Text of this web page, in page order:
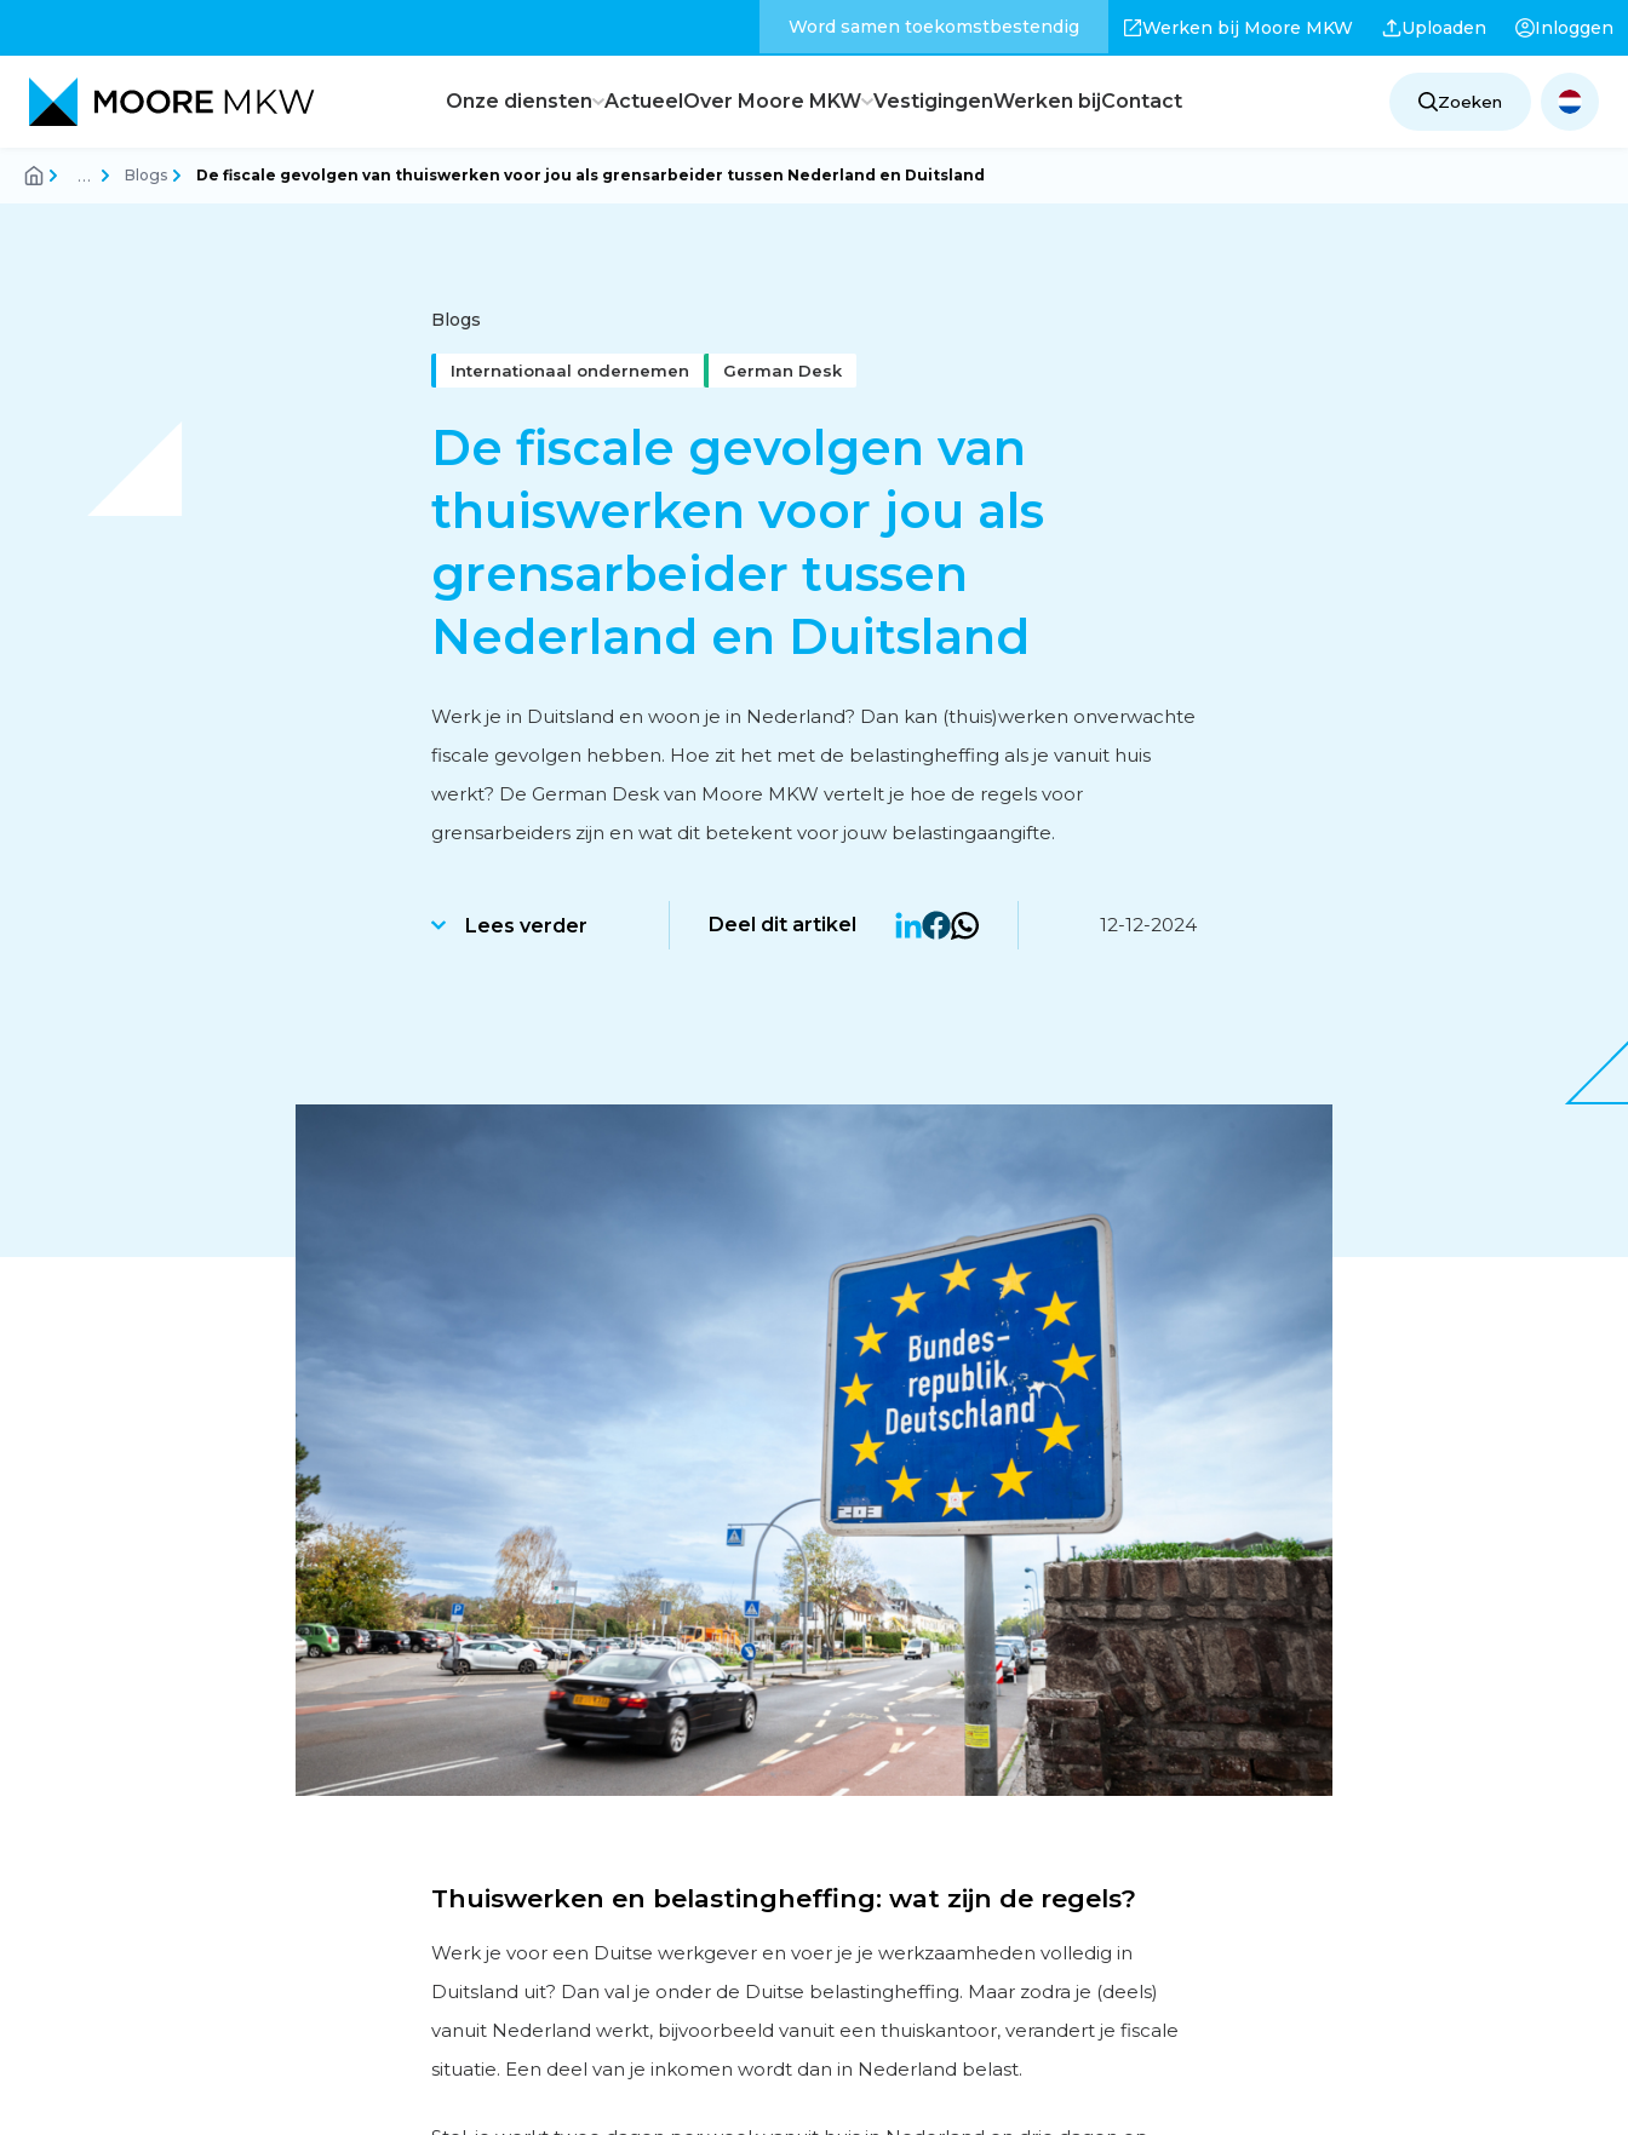
Word samen toekomstbestendig Werken bij Moore MKW Uploaden Inloggen
Onze diensten
Corporate finance
Personeels- en salarisadvies
Subsidieadvies
Internationaal ondernemen
ActueelOver Moore MKW
Feiten en cijfers
VestigingenWerken bijContact Zoeken
… Blogs De fiscale gevolgen van thuiswerken voor jou als grensarbeider tussen Nederland en Duitsland
Blogs
Internationaal ondernemen German Desk
De fiscale gevolgen van
thuiswerken voor jou als
grensarbeider tussen
Nederland en Duitsland
Werk je in Duitsland en woon je in Nederland? Dan kan (thuis)werken onverwachte
fiscale gevolgen hebben. Hoe zit het met de belastingheffing als je vanuit huis
werkt? De German Desk van Moore MKW vertelt je hoe de regels voor
grensarbeiders zijn en wat dit betekent voor jouw belastingaangifte.
Lees verder Deel dit artikel 12-12-2024
Thuiswerken en belastingheffing: wat zijn de regels?
Werk je voor een Duitse werkgever en voer je je werkzaamheden volledig in
Duitsland uit? Dan val je onder de Duitse belastingheffing. Maar zodra je (deels)
vanuit Nederland werkt, bijvoorbeeld vanuit een thuiskantoor, verandert je fiscale
situatie. Een deel van je inkomen wordt dan in Nederland belast.